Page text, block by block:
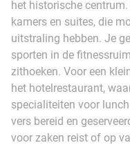
het historische
kamers en suites, die
uitstraling hebben. Je
sporten in de
zithoeken. Voor een
het hotelrestaurant,
specialiteiten voor
vers bereid en
voor zaken reist of op